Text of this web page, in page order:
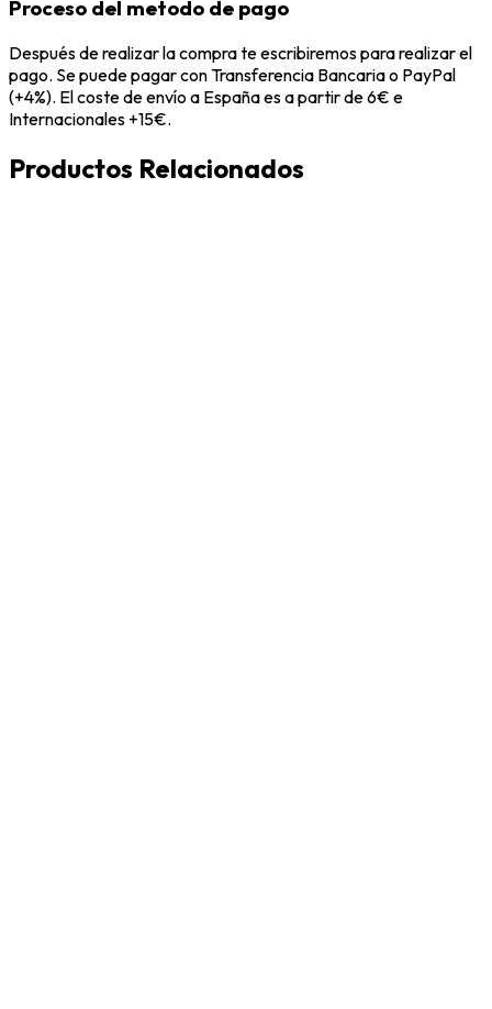
Proceso del metodo de pago
Después de realizar la compra te escribiremos para realizar el
pago. Se puede pagar con Transferencia Bancaria o PayPal
(+4%). El coste de envío a España es a partir de 6€ e
Internacionales +15€.
Productos Relacionados